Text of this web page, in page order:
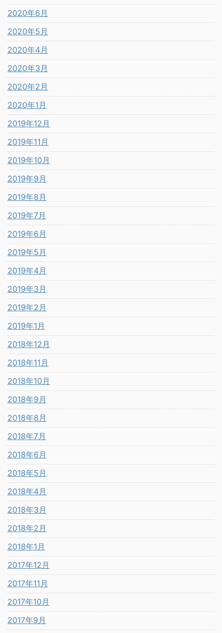
2020年6月
2020年5月
2020年4月
2020年3月
2020年2月
2020年1月
2019年12月
2019年11月
2019年10月
2019年9月
2019年8月
2019年7月
2019年6月
2019年5月
2019年4月
2019年3月
2019年2月
2019年1月
2018年12月
2018年11月
2018年10月
2018年9月
2018年8月
2018年7月
2018年6月
2018年5月
2018年4月
2018年3月
2018年2月
2018年1月
2017年12月
2017年11月
2017年10月
2017年9月